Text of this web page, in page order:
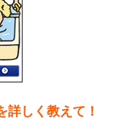
しく教えて！